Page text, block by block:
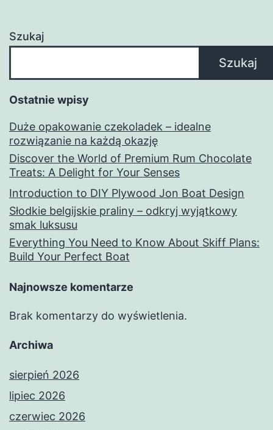
Szukaj
Szukaj
Ostatnie wpisy
Duże opakowanie czekoladek – idealne
rozwiązanie na każdą okazję
Discover the World of Premium Rum Chocolate
Treats: A Delight for Your Senses
Introduction to DIY Plywood Jon Boat Design
Słodkie belgijskie praliny – odkryj wyjątkowy
smak luksusu
Everything You Need to Know About Skiff Plans:
Build Your Perfect Boat
Najnowsze komentarze
Brak komentarzy do wyświetlenia.
Archiwa
sierpień 2026
lipiec 2026
czerwiec 2026